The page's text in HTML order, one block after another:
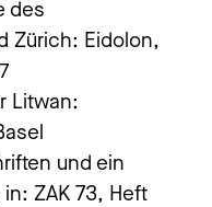
des
Zürich: Eidolon,
Litwan:
und ein
ZAK 73, Heft